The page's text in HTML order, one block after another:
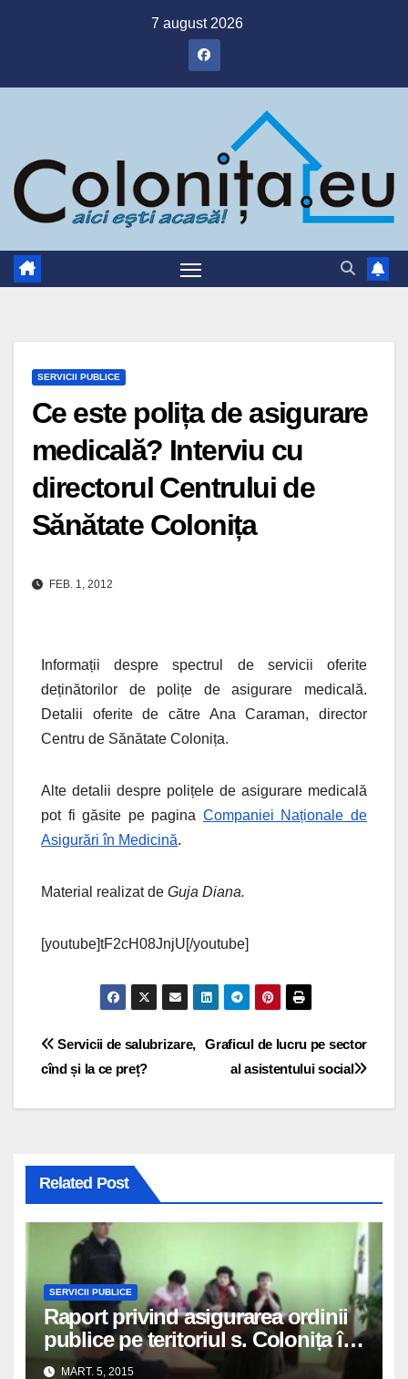
7 august 2026
SERVICII PUBLICE
Ce este polița de asigurare
medicală? Interviu cu
directorul Centrului de
Sănătate Colonița
FEB. 1, 2012
Informații despre spectrul de servicii oferite
deținătorilor de polițe de asigurare medicală.
Detalii oferite de către Ana Caraman, director
Centru de Sănătate Colonița.
Alte detalii despre polițele de asigurare medicală
pot fi găsite pe pagina Companiei Naționale de
Asigurări în Medicină.
Material realizat de Guja Diana.
[youtube]tF2cH08JnjU[/youtube]
Navigare
Graficul de lucru pe sector
al asistentului social
Servicii de salubrizare,
cînd și la ce preț?
Related Post
SERVICII PUBLICE
Raport privind asigurarea ordinii
publice pe teritoriul s. Colonița în
anul 2014
MART. 5, 2015